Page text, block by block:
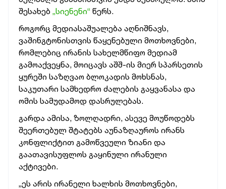
შესახებ „სიენენი“ წერს.
როგორც მედიასაშუალება აღნიშნავს,
ვაშინგტონისთვის წაყენებული მოთხოვნები,
რომლებიც ირანის სახელმწიფო მედიამ
გამოაქვეყნა, მოიცავს აშშ-ის მიერ სპარსეთის
ყურეში საზღვაო ბლოკადის მოხსნას,
საკუთარი სამხედრო ძალების გაყვანასა და
ომის სამუდამოდ დასრულებას.
გარდა ამისა, ზოლღადრი, ასევე მოუწოდებს
შეერთებულ შტატებს აუნაზღაუროს ირანს
კონფლიქტით გამოწვეული ზიანი და
გაათავისუფლოს გაყინული ირანული
აქტივები.
„ეს არის ირანელი ხალხის მოთხოვნები,